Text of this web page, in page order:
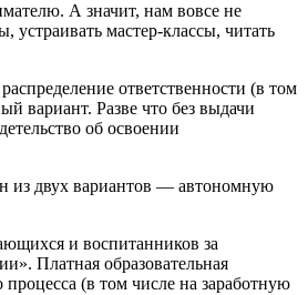
А значит, нам вовсе не
мастер-классы, читать
ответственности (в том
вариант. Разве что без выдачи
об освоении
из двух вариантов — автономную
и воспитанников за
Платная образовательная
(в том числе на заработную